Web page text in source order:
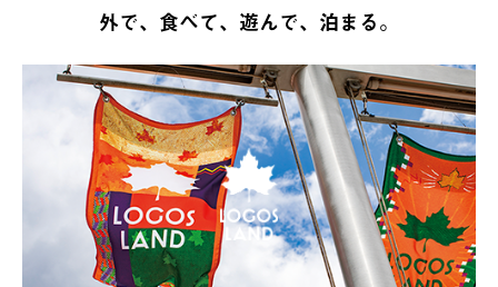
外で、食べて、遊んで、泊まる。